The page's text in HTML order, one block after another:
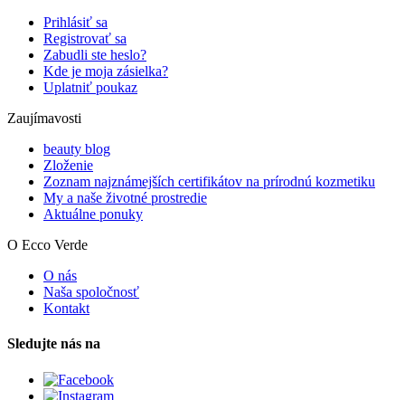
Prihlásiť sa
Registrovať sa
Zabudli ste heslo?
Kde je moja zásielka?
Uplatniť poukaz
Zaujímavosti
beauty blog
Zloženie
Zoznam najznámejších certifikátov na prírodnú kozmetiku
My a naše životné prostredie
Aktuálne ponuky
O Ecco Verde
O nás
Naša spoločnosť
Kontakt
Sledujte nás na